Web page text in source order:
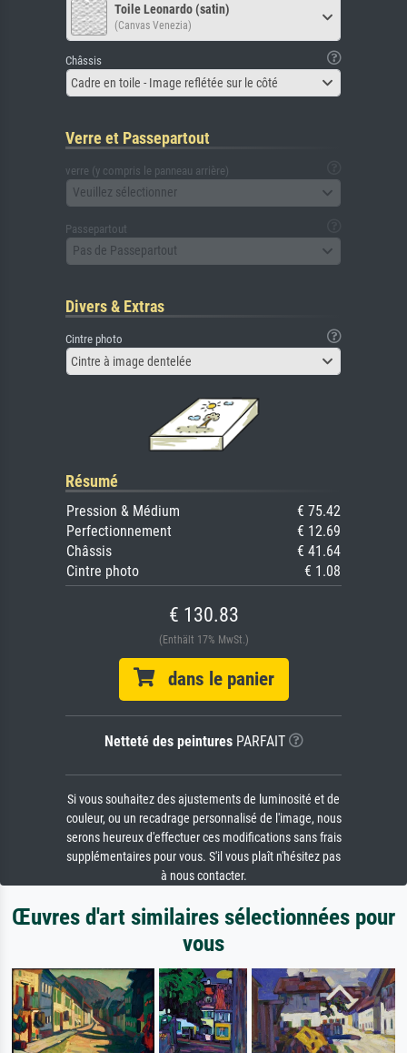
Toile Leonardo (satin)
(Canvas Venezia)
Châssis
Cadre en toile - Image reflétée sur le côté
Verre et Passepartout
verre (y compris le panneau arrière)
Veuillez sélectionner
Passepartout
Pas de Passepartout
Divers & Extras
Cintre photo
Cintre à image dentelée
Résumé
Pression & Médium
€ 75.42
Perfectionnement
€ 12.69
Châssis
€ 41.64
Cintre photo
€ 1.08
€ 130.83
(Enthält 17% MwSt.)
dans le panier
Netteté des peinturesPARFAIT
Si vous souhaitez des ajustements de luminosité et de
couleur, ou un recadrage personnalisé de l'image, nous
serons heureux d'effectuer ces modifications sans frais
supplémentaires pour vous. S'il vous plaît n'hésitez pas
à nous contacter.
Œuvres d'art similaires sélectionnées pour
vous